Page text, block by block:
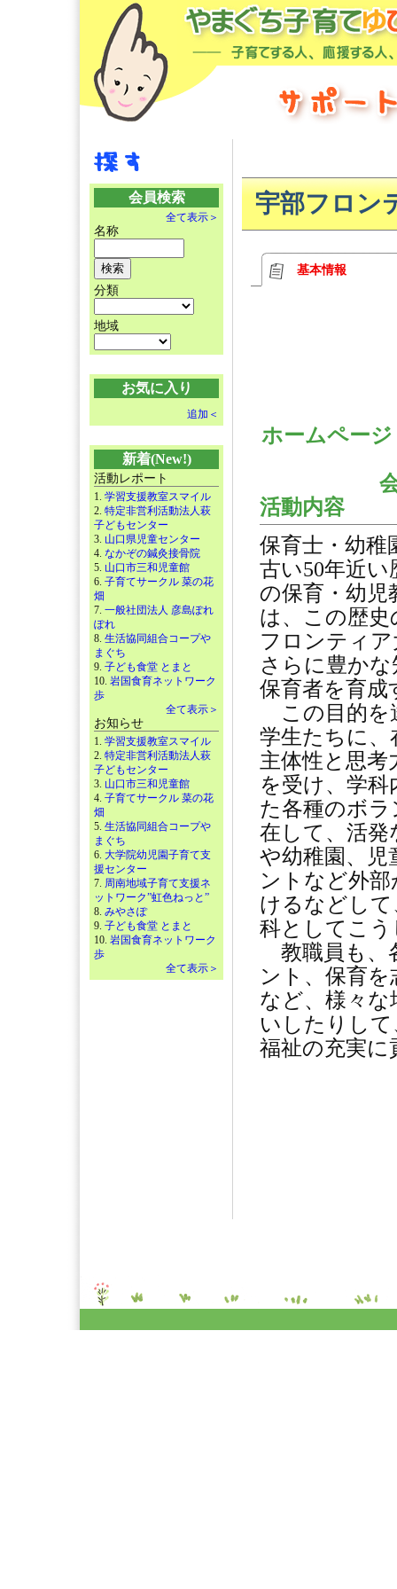
会員検索
全て表示＞
名称
分類
地域
お気に入り
追加＜
新着(New!)
活動レポート
1. 学習支援教室スマイル
2. 特定非営利活動法人萩
子どもセンター
3. 山口県児童センター
4. なかぞの鍼灸接骨院
5. 山口市三和児童館
6. 子育てサークル 菜の花
畑
7. 一般社団法人 彦島ぽれ
ぽれ
8. 生活協同組合コープや
まぐち
9. 子ども食堂 とまと
10. 岩国食育ネットワーク
歩
全て表示＞
お知らせ
1. 学習支援教室スマイル
2. 特定非営利活動法人萩
子どもセンター
3. 山口市三和児童館
4. 子育てサークル 菜の花
畑
5. 生活協同組合コープや
まぐち
6. 大学院幼児園子育て支
援センター
7. 周南地域子育て支援ネ
ットワーク”虹色ねっと”
8. みやさぽ
9. 子ども食堂 とまと
10. 岩国食育ネットワーク
歩
全て表示＞
宇部フロン
基本情報
ホームペー
活動内容
保育士・幼稚
古い50年近
の保育・幼児
は、この歴史
フロンティ
さらに豊か
保育者を育成
この目的を
学生たちに
主体性と思
を受け、学
た各種のボ
在して、活発
や幼稚園、児
ントなど外
けるなどし
科としてこ
教職員も、
ント、保育
など、様々
いしたりし
福祉の充実